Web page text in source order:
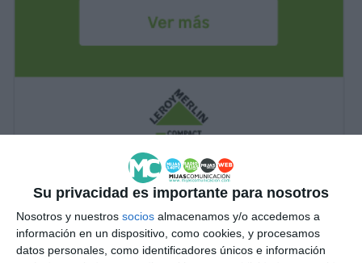
Su privacidad es importante para nosotros
Nosotros y nuestros socios almacenamos y/o accedemos a
información en un dispositivo, como cookies, y procesamos
datos personales, como identificadores únicos e información